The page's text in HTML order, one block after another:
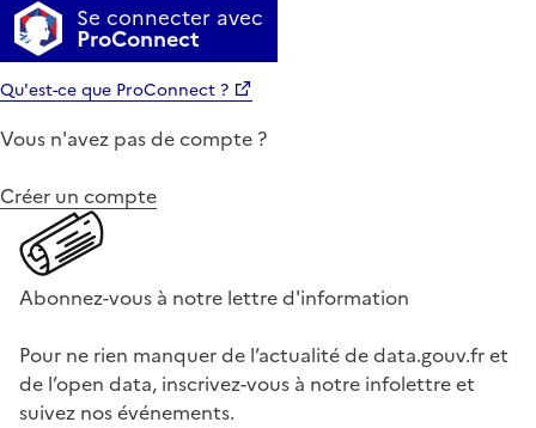
Se connecter avec
ProConnect
Qu'est-ce que ProConnect ?
Vous n'avez pas de compte ?
Créer un compte
Abonnez-vous à notre lettre d'information
Pour ne rien manquer de l’actualité de data.gouv.fr et
de l’open data, inscrivez-vous à notre infolettre et
suivez nos événements.